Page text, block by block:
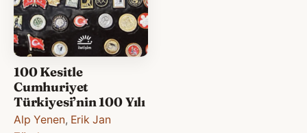
100 Kesitle
Cumhuriyet
Türkiyesi’nin 100 Yılı
Alp Yenen, Erik Jan